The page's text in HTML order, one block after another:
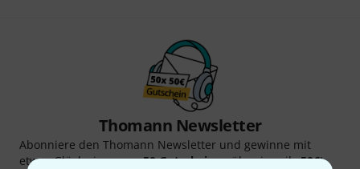
Thomann Newsletter
Abonniere den Thomann Newsletter und gewinne mit
etwas Glück einen von50 Gutscheinenüber jeweils50€!